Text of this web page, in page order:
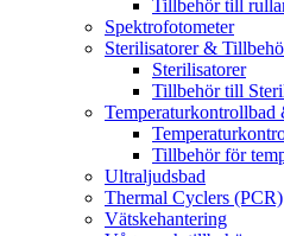
Tillbehör till
Spektrofotometer
Sterilisatorer &
Sterilisatorer
Tillbehör till
Tillbehör för
Ultraljudsbad
Thermal Cyclers (PCR)
Vätskehantering